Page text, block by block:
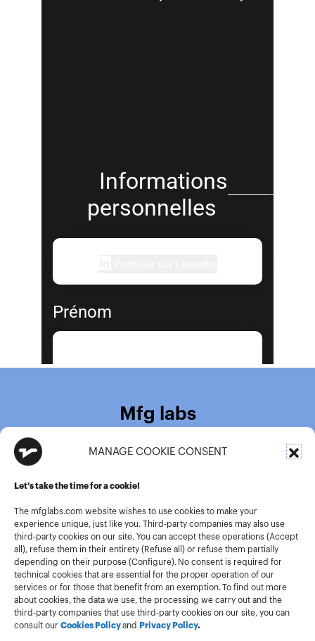
MANAGE COOKIE CONSENT
Let's take the time for a cookie!
The mfglabs.com website wishes to use cookies to make your
experience unique, just like you. Third-party companies may also use
third-party cookies on our site. You can accept these operations (Accept
all), refuse them in their entirety (Refuse all) or refuse them partially
depending on their purpose (Configure). No consent is required for
technical cookies that are essential for the proper operation of our
services or for those that benefit from an exemption. To find out more
about cookies, the data we use, the processing we carry out and the
third-party companies that use third-party cookies on our site, you can
consult our Cookies Policyand Privacy Policy.
Mfg labs
9 Rue de l'Ancien Canal
+33 (0)149 687 365
contact@mfglabs.com
ekino SAS – MFG Labs
Division
Terms and conditions of use